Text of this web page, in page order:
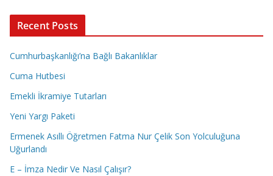
Recent Posts
Cumhurbaşkanlığı’na Bağlı Bakanlıklar
Cuma Hutbesi
Emekli İkramiye Tutarları
Yeni Yargı Paketi
Ermenek Asıllı Öğretmen Fatma Nur Çelik Son Yolculuğuna
Uğurlandı
E – İmza Nedir Ve Nasıl Çalışır?